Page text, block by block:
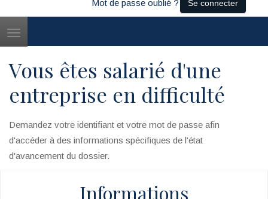
Mot de passe oublié ? Se connecter
Toggle
Vous êtes salarié d'une
entreprise en difficulté
Demandez votre identifiant et votre mot de passe afin
d'accéder à des informations spécifiques de l'état
d'avancement du dossier.
Informations